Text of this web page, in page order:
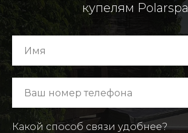
купелям Polarspa
Какой способ связи удобнее?